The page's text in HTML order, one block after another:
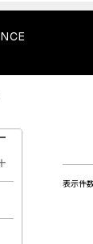
表示件数